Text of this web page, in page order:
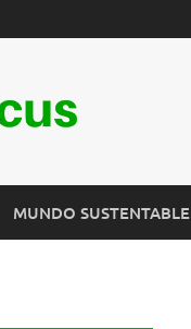
MUNDO SUSTENTABLE